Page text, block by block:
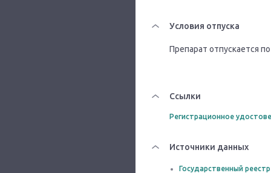
Условия отпуска
Препарат отпускается
Ссылки
Регистрационное
Источники данных
Государственный